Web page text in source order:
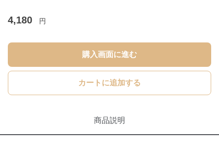
4,180 円
購入画面に進む
カートに追加する
商品説明